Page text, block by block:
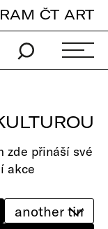
ČT ART
zde přináší své
akce